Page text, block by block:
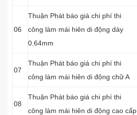
06
Thuận Phát báo giá chi phí thi
công làm mái hiên di động dày
0.64mm
07
Thuận Phát báo giá chi phí thi
công làm mái hiên di động chữ A
08
Thuận Phát báo giá chi phí thi
công làm mái hiên di động cao cấp